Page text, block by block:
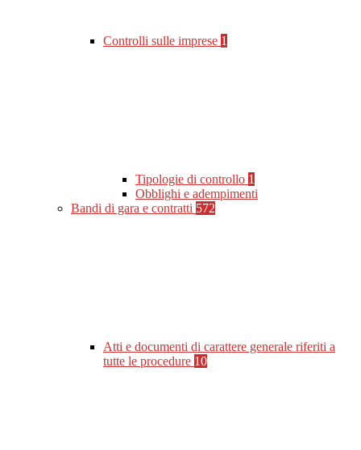
Controlli sulle imprese 1
Tipologie di controllo 1
Obblighi e adempimenti
Bandi di gara e contratti 572
Atti e documenti di carattere generale riferiti a
tutte le procedure 10